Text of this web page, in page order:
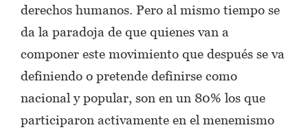
derechos humanos. Pero al mismo tiempo se
da la paradoja de que quienes van a
componer este movimiento que después se va
definiendo o pretende definirse como
nacional y popular, son en un 80% los que
participaron activamente en el menemismo